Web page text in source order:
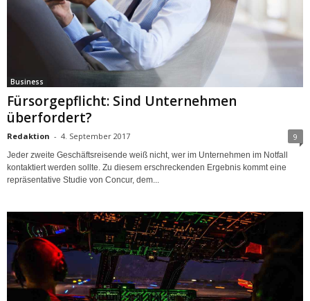
Business
Fürsorgepflicht: Sind Unternehmen
überfordert?
Redaktion - 4. September 2017 9
Jeder zweite Geschäftsreisende weiß nicht, wer im Unternehmen im Notfall
kontaktiert werden sollte. Zu diesem erschreckenden Ergebnis kommt eine
repräsentative Studie von Concur, dem...